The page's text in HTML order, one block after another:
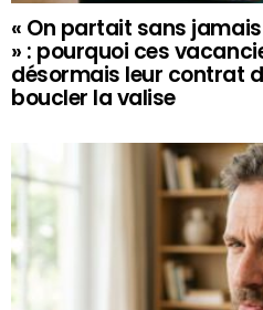
« On partait sans
» : pourquoi ces
désormais leur contrat
boucler la valise